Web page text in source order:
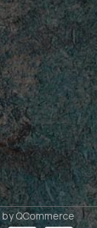
by QCommerce